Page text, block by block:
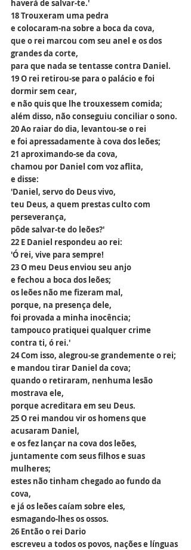
haverá de salvar-te.'
18 Trouxeram uma pedra
e colocaram-na sobre a boca da cova,
que o rei marcou com seu anel e os dos
grandes da corte,
para que nada se tentasse contra Daniel.
19 O rei retirou-se para o palácio e foi
dormir sem cear,
e não quis que lhe trouxessem comida;
além disso, não conseguiu conciliar o sono.
20 Ao raiar do dia, levantou-se o rei
e foi apressadamente à cova dos leões;
21 aproximando-se da cova,
chamou por Daniel com voz aflita,
e disse:
'Daniel, servo do Deus vivo,
teu Deus, a quem prestas culto com
perseverança,
pôde salvar-te do leões?'
22 E Daniel respondeu ao rei:
'Ó rei, vive para sempre!
23 O meu Deus enviou seu anjo
e fechou a boca dos leões;
os leões não me fizeram mal,
porque, na presença dele,
foi provada a minha inocência;
tampouco pratiquei qualquer crime
contra ti, ó rei.'
24 Com isso, alegrou-se grandemente o rei;
e mandou tirar Daniel da cova;
quando o retiraram, nenhuma lesão
mostrava ele,
porque acreditara em seu Deus.
25 O rei mandou vir os homens que
acusaram Daniel,
e os fez lançar na cova dos leões,
juntamente com seus filhos e suas
mulheres;
estes não tinham chegado ao fundo da
cova,
e já os leões caíam sobre eles,
esmagando-lhes os ossos.
26 Então o rei Dario
escreveu a todos os povos, nações e línguas